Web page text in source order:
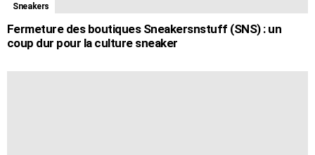
Sneakers
Fermeture des boutiques Sneakersnstuff (SNS) : un
coup dur pour la culture sneaker